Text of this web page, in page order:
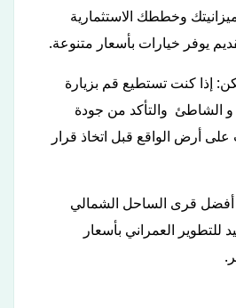
وخططك الاستثمارية
يوفر خيارات بأسعار متنوعة.
إذا كنت تستطيع قم بزيارة
و الشاطئ والتأكد من جودة
أرض الواقع قبل اتخاذ قرار
قرى الساحل الشمالي
العمراني بأسعار